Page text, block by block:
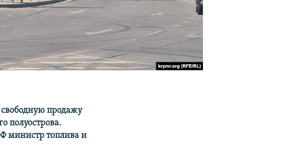
продажу
полуострова.
министр топлива и